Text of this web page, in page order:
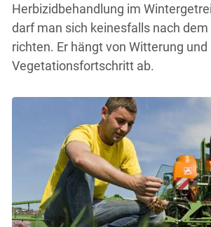
Herbizidbehandlung im
darf man sich keinesfalls nach dem
richten. Er hängt von Witterung und
Vegetationsfortschritt ab.